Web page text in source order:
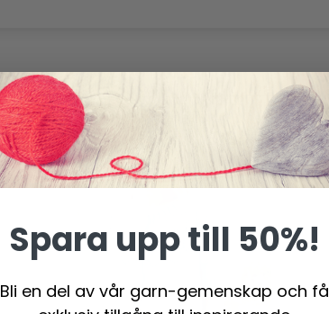
Spara upp till 50%!
Bli en del av vår garn-gemenskap och få